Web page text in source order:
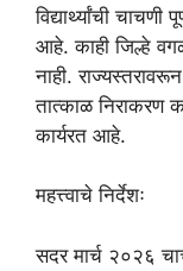
विद्यार्थ्यांची
आहे. काही जिल्हे
नाही.
तात्काळ निराकरण
कार्यरत आहे.
महत्त्वाचे निर्देशः
सदर मार्च २०२६